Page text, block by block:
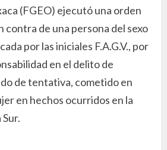
(FGEO) ejecutó una orden
contra de una persona del sexo
por las iniciales F.A.G.V., por
en el delito de
de tentativa, cometido en
en hechos ocurridos en la